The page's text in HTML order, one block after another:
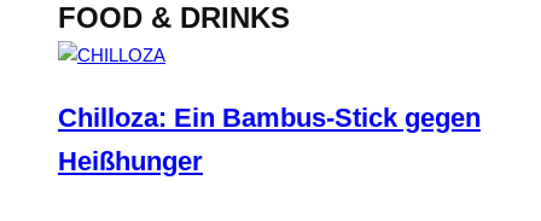
FOOD & DRINKS
Chilloza: Ein Bambus-Stick gegen
Heißhunger